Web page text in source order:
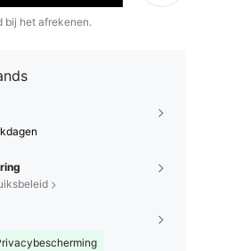
bij het afrekenen.